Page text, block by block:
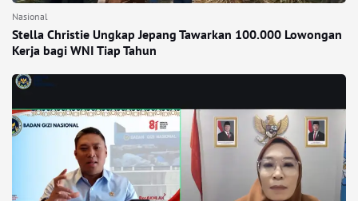
Nasional
Stella Christie Ungkap Jepang Tawarkan 100.000 Lowongan
Kerja bagi WNI Tiap Tahun